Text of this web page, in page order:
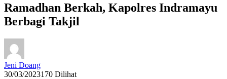
Ramadhan Berkah, Kapolres Indramayu
Berbagi Takjil
Jeni Doang
30/03/2023170 Dilihat